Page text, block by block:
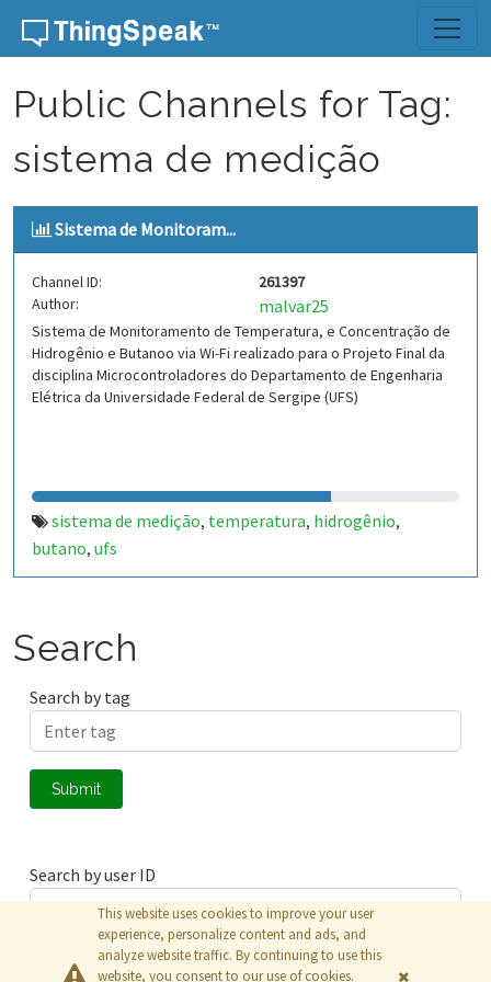
Skip to content
Public Channels for Tag:
sistema de medição
Sistema de Monitoram...
Channel ID:
261397
Author:
malvar25
Sistema de Monitoramento de Temperatura, e Concentração de
Hidrogênio e Butanoo via Wi-Fi realizado para o Projeto Final da
disciplina Microcontroladores do Departamento de Engenharia
Elétrica da Universidade Federal de Sergipe (UFS)
sistema de medição, temperatura, hidrogênio,
butano, ufs
Search
Search by tag
Submit
Search by user ID
Submit
This website uses cookies to improve your user
experience, personalize content and ads, and
analyze website traffic. By continuing to use this
website, you consent to our use of cookies.